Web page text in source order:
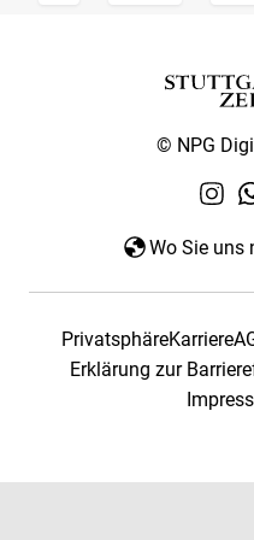
© NPG
Wo Sie uns
PrivatsphäreKarriere
Erklärung zur